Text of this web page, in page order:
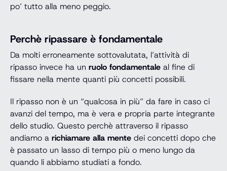
po’ tutto alla meno peggio.
Perchè ripassare è fondamentale
Da molti erroneamente sottovalutata, l’attività di
ripasso invece ha un ruolo fondamentale al fine di
fissare nella mente quanti più concetti possibili.
Il ripasso non è un “qualcosa in più” da fare in caso ci
avanzi del tempo, ma è vera e propria parte integrante
dello studio. Questo perchè attraverso il ripasso
andiamo a richiamare alla mente dei concetti dopo che
è passato un lasso di tempo più o meno lungo da
quando li abbiamo studiati a fondo.